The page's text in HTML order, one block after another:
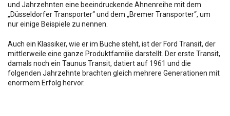
und Jahrzehnten eine beeindruckende Ahnenreihe mit dem
„Düsseldorfer Transporter“ und dem „Bremer Transporter“, um
nur einige Beispiele zu nennen.
Auch ein Klassiker, wie er im Buche steht, ist der Ford Transit, der
mittlerweile eine ganze Produktfamilie darstellt. Der erste Transit,
damals noch ein Taunus Transit, datiert auf 1961 und die
folgenden Jahrzehnte brachten gleich mehrere Generationen mit
enormem Erfolg hervor.